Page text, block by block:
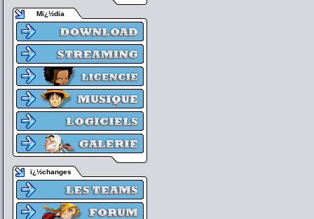
Mï¿½dia
ï¿½changes